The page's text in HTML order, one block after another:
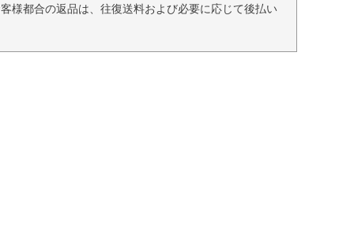
様都合の返品は、往復送料および必要に応じて後払い